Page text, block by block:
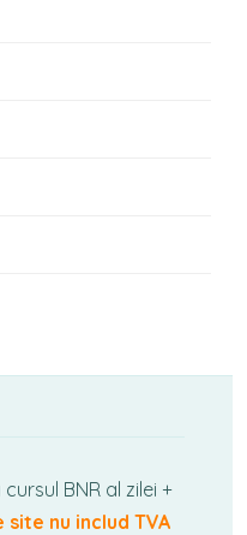
BNR al zilei +
nu includ TVA